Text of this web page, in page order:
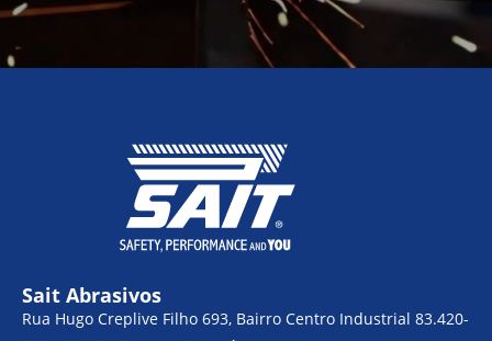
Sait Abrasivos
Rua Hugo Creplive Filho 693, Bairro Centro Industrial 83.420-